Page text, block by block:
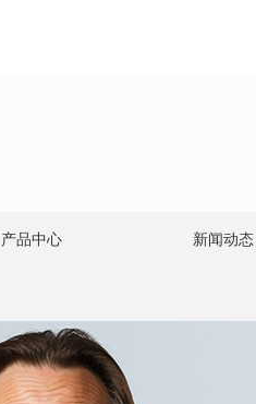
产品中心 新闻动态